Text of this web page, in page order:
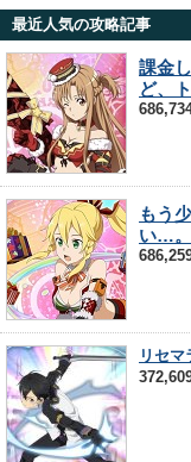
最近人気の攻略記事
課金
ど、
もう
い…。
リセ